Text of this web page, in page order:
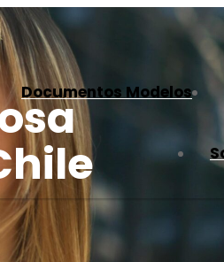
Documentos Modelos